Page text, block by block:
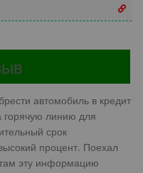
автомобиль в кредит
горячую линию для
срок
процент. Поехал
эту информацию